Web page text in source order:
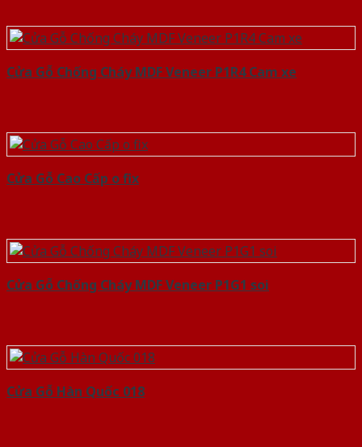
Cửa Gỗ Chống Cháy MDF Veneer P1R4 Cam xe
Cửa Gỗ Cao Cấp o fix
Cửa Gỗ Chống Cháy MDF Veneer P1G1 soi
Cửa Gỗ Hàn Quốc 018